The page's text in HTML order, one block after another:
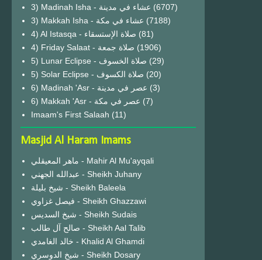
3) Madinah Isha - عشاء في مدينة (6707)
3) Makkah Isha - عشاء في مكة (7188)
4) Al Istasqa - صلاة الإستسقاء (81)
4) Friday Salaat - صلاة جمعة (1906)
5) Lunar Eclipse - صلاة الخسوف (29)
(20)
6) Madinah 'Asr - عصر في مدينة (3)
6) Makkah 'Asr - عصر في مكة (7)
Imaam's First Salaah (11)
Masjid Al Haram Imams
ماهر المعيقلي - Mahir Al Mu'ayqali
عبدالله الجهني - Sheikh Juhany
شيخ بليلة - Sheikh Baleela
فيصل غزاوي - Sheikh Ghazzawi
شيخ السديس - Sheikh Sudais
صالح آل طالب - Sheikh Aal Talib
خالد الغامدي - Khalid Al Ghamdi
شيخ الدوسري - Sheikh Dosary